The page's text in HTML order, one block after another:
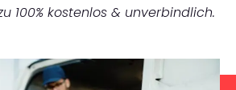
100% kostenlos & unverbindlich.